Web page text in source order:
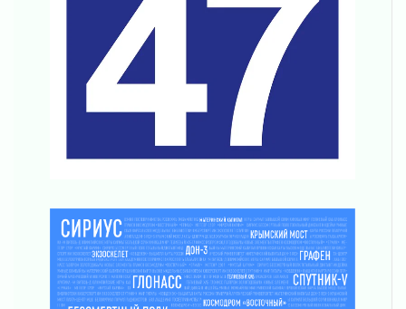
Музеи Ленобласти обновляют пространства
03 августа 2026
03 августа 2026
Часть медиков в Ленобласти сможет
рассчитывать на доплату от региона
ликвидировали 10 пожаров
03 августа 2026
Клюква наливается, но в корзинку пока не
просится
03 августа 2026